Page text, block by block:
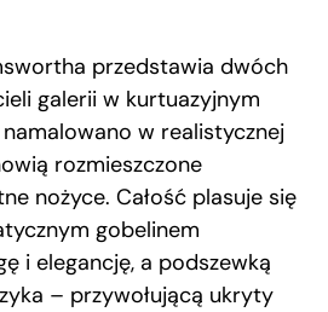
przedstawia dwóch
galerii w kurtuazyjnym
w realistycznej
rozmieszczone
nożyce. Całość plasuje się
gobelinem
i elegancję, a podszewką
– przywołującą ukryty